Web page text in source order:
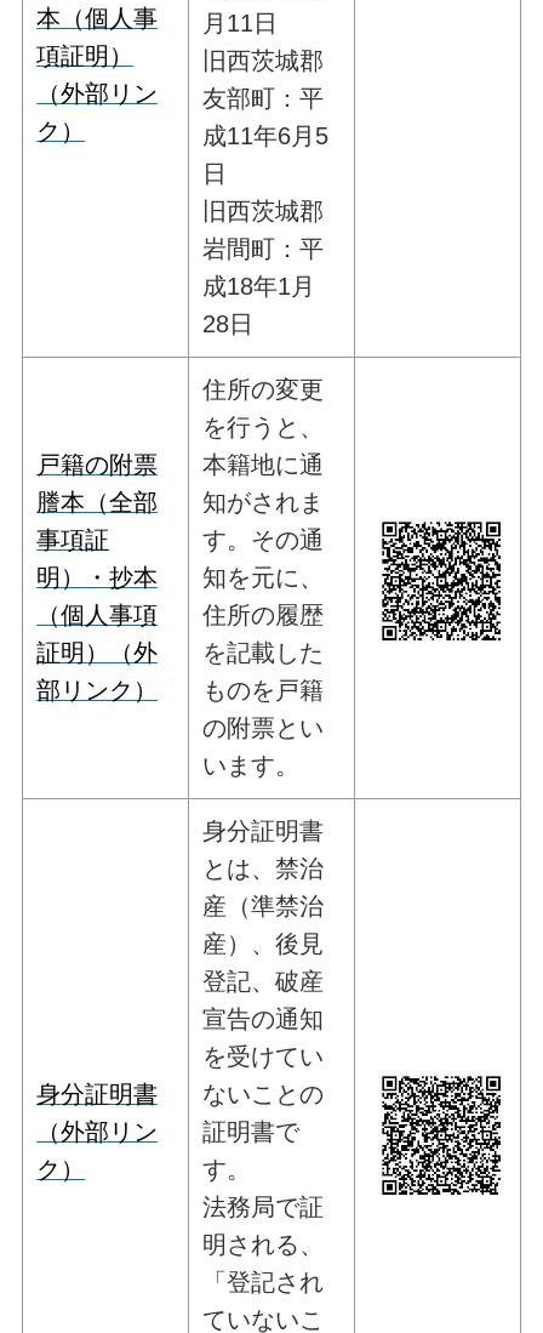
月11日
旧西茨城郡
友部町：平
成11年6月5
日
旧西茨城郡
岩間町：平
成18年1月
28日
本（個人事
項証明）
（外部リン
ク）
戸籍の附票
謄本（全部
事項証
明）・抄本
（個人事項
証明）（外
部リンク）
住所の変更
を行うと、
本籍地に通
知がされま
す。その通
知を元に、
住所の履歴
を記載した
ものを戸籍
の附票とい
います。
身分証明書
（外部リン
ク）
身分証明書
とは、禁治
産（準禁治
産）、後見
登記、破産
宣告の通知
を受けてい
ないことの
証明書で
す。
法務局で証
明される、
「登記され
ていないこ